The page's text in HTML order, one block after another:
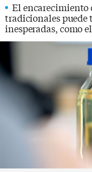
El encarecimiento
tradicionales puede
inesperadas, como